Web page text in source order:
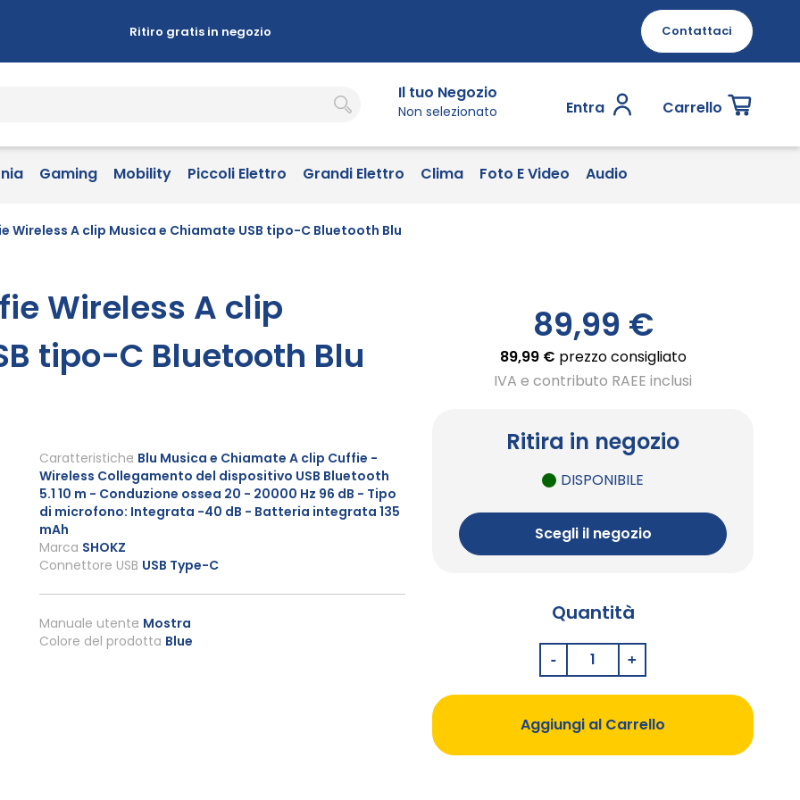
Ritiro gratis in negozio Contattaci
Il tuo Negozio
Non selezionato Entra Carrello
Gaming Mobility Piccoli Elettro Grandi Elettro Clima Foto E Video Audio
Wireless A clip Musica e Chiamate USB tipo-C Bluetooth Blu
Wireless A clip
tipo-C Bluetooth Blu
89,99 €
89,99 € prezzo consigliato
IVA e contributo RAEE inclusi
Ritira in negozio
DISPONIBILE
Scegli il negozio
Quantità
Aggiungi al Carrello
Marca SHOKZ
Manuale utente Mostra
Caratteristiche Blu Musica e Chiamate A clip Cuffie -
Wireless Collegamento del dispositivo USB Bluetooth
5.1 10 m - Conduzione ossea 20 - 20000 Hz 96 dB - Tipo
di microfono: Integrata -40 dB - Batteria integrata 135
mAh
Connettore USB USB Type-C
Colore del prodotto Blue